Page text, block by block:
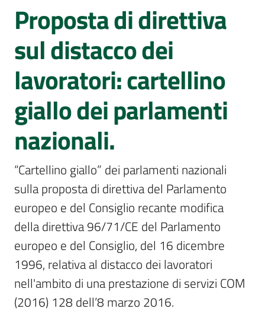
Rete
regionale
Le
Sessioni
europee
Notizie
Menu selezionato
Assemblea
legislativa
Assemblea
Salta al contenuto
Proposta di direttiva
sul distacco dei
lavoratori: cartellino
giallo dei parlamenti
nazionali.
“Cartellino giallo” dei parlamenti nazionali
sulla proposta di direttiva del Parlamento
europeo e del Consiglio recante modifica
della direttiva 96/71/CE del Parlamento
europeo e del Consiglio, del 16 dicembre
1996, relativa al distacco dei lavoratori
nell'ambito di una prestazione di servizi COM
(2016) 128 dell’8 marzo 2016.